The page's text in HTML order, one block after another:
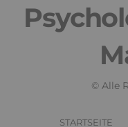
© Alle
STARTSEITE